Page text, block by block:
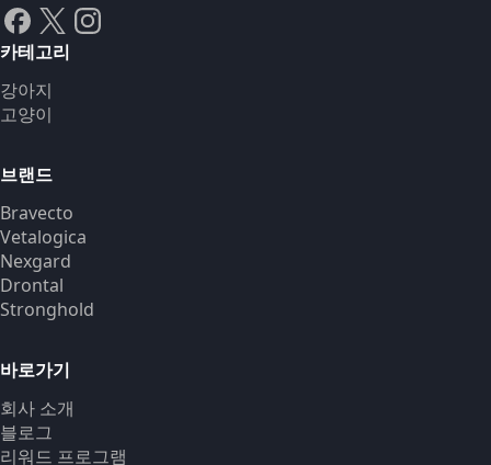
카테고리
강아지
고양이
브랜드
Bravecto
Vetalogica
Nexgard
Drontal
Stronghold
바로가기
회사 소개
블로그
리워드 프로그램